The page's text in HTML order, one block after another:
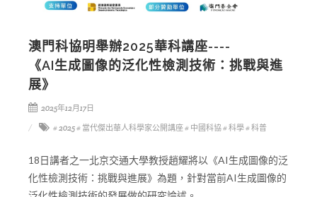
澳門科協明舉辦2025華科講座----
《AI生成圖像的泛化性檢測技術：挑戰與進
展》
2025年12月17日
# 2025# 當代傑出華人科學家公開講座# 中國科協# 科學# 科普
18日講者之一北京交通大學教授趙耀將以《AI生成圖像的泛
化性檢測技術：挑戰與進展》為題，針對當前AI生成圖像的